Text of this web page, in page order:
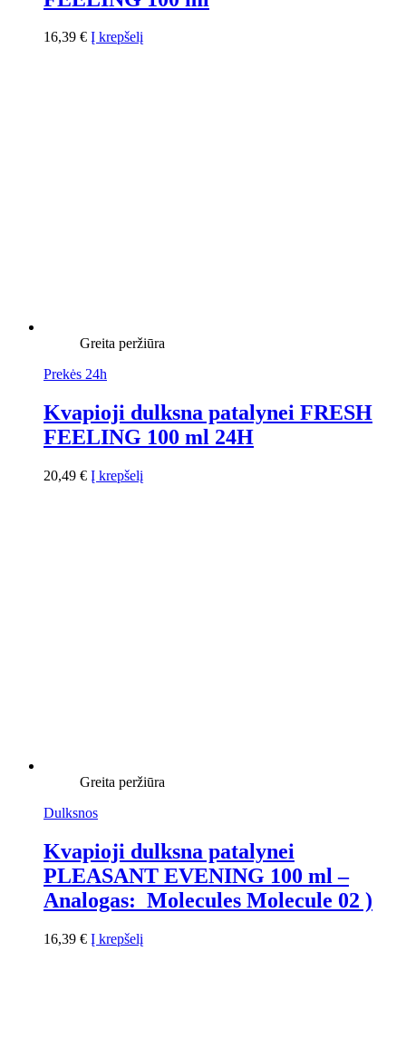
16,39 € Į krepšelį
Greita peržiūra
Prekės 24h
Kvapioji dulksna patalynei FRESH
FEELING 100 ml 24H
20,49 € Į krepšelį
Greita peržiūra
Dulksnos
Kvapioji dulksna patalynei
PLEASANT EVENING 100 ml –
Analogas: Molecules Molecule 02 )
16,39 € Į krepšelį